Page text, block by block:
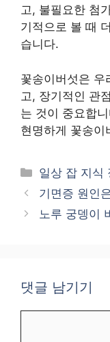
고, 불필요한 첨
기적으로 볼 때
습니다.
꽃송이버섯은 우
고, 장기적인 관
는 것이 중요합
현명하게 꽃송이
카
테
고
리
일상 잡 지식
기면증 원인
노루 궁뎅이
댓글 남기기